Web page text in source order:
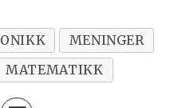
MENINGER
MATEMATIKK